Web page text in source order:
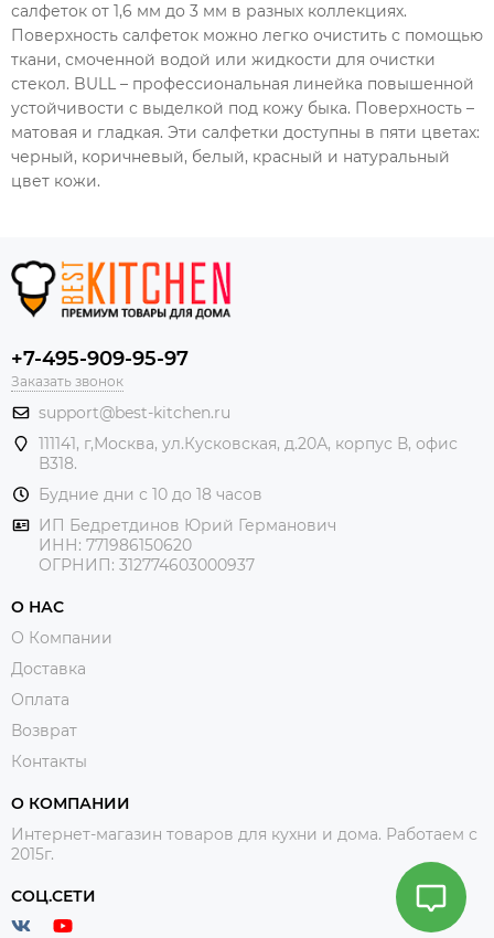
салфеток от 1,6 мм до 3 мм в разных коллекциях.
Поверхность салфеток можно легко очистить с помощью
ткани, смоченной водой или жидкости для очистки
стекол. BULL – профессиональная линейка повышенной
устойчивости с выделкой под кожу быка. Поверхность –
матовая и гладкая. Эти салфетки доступны в пяти цветах:
черный, коричневый, белый, красный и натуральный
цвет кожи.
+7-495-909-95-97
Заказать звонок
support@best-kitchen.ru
111141, г,Москва, ул.Кусковская, д.20А, корпус В, офис
В318.
Будние дни с 10 до 18 часов
ИП Бедретдинов Юрий Германович
ИНН: 771986150620
ОГРНИП: 312774603000937
О НАС
О Компании
Доставка
Оплата
Возврат
Контакты
О КОМПАНИИ
Интернет-магазин товаров для кухни и дома. Работаем с
2015г.
СОЦ.СЕТИ